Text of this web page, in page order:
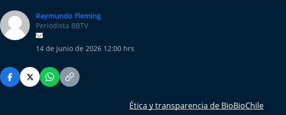
Raymundo Fleming
Periodista BBTV
14 de junio de 2026 12:00 hrs
Ética y transparencia de BioBioChile